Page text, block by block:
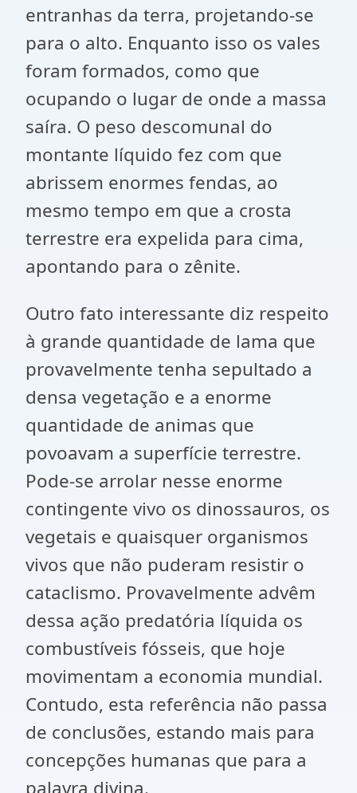
entranhas da terra, projetando-se
para o alto. Enquanto isso os vales
foram formados, como que
ocupando o lugar de onde a massa
saíra. O peso descomunal do
montante líquido fez com que
abrissem enormes fendas, ao
mesmo tempo em que a crosta
terrestre era expelida para cima,
apontando para o zênite.
Outro fato interessante diz respeito
à grande quantidade de lama que
provavelmente tenha sepultado a
densa vegetação e a enorme
quantidade de animas que
povoavam a superfície terrestre.
Pode-se arrolar nesse enorme
contingente vivo os dinossauros, os
vegetais e quaisquer organismos
vivos que não puderam resistir o
cataclismo. Provavelmente advêm
dessa ação predatória líquida os
combustíveis fósseis, que hoje
movimentam a economia mundial.
Contudo, esta referência não passa
de conclusões, estando mais para
concepções humanas que para a
palavra divina.